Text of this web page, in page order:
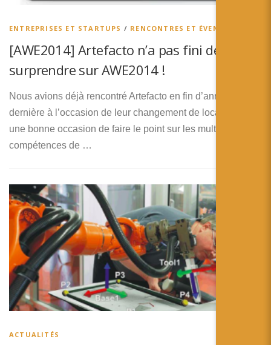
ENTREPRISES ET STARTUPS / RENCONTRES ET ÉVENEMENTS
[AWE2014] Artefacto n’a pas fini de vous
surprendre sur AWE2014 !
Nous avions déjà rencontré Artefacto en fin d’année
dernière à l’occasion de leur changement de locaux. Ce fut
une bonne occasion de faire le point sur les multiples
compétences de …
ACTUALITÉS